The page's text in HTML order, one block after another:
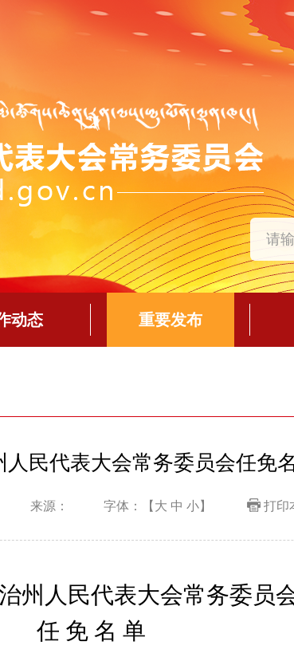
动态 重要发布
人民代表大会常务委员会任免
来源： 字体：【 大 中 小】 打印
州人民代表大会常务委员
任 免 名 单